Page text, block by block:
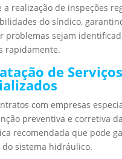
a realização de inspeções
do síndico,
problemas sejam
rapidamente.
de Serviços
com empresas
preventiva e corretiva
recomendada que pode
do sistema hidráulico.